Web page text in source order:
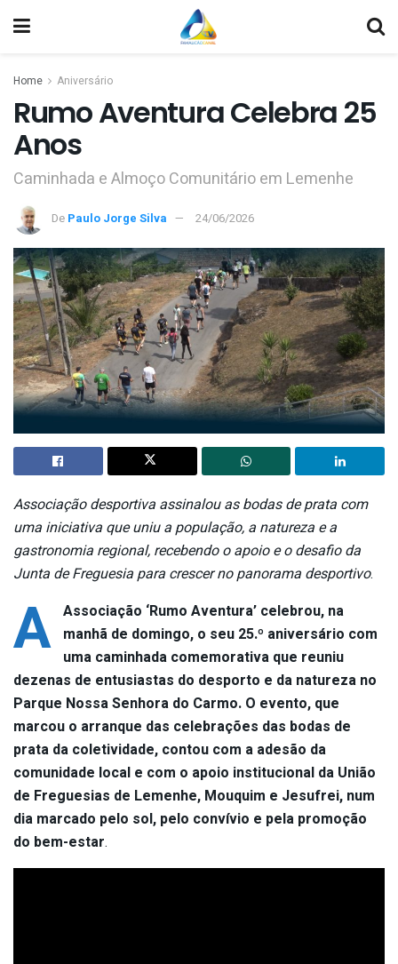
Home Aniversário
Rumo Aventura Celebra 25
Anos
Caminhada e Almoço Comunitário em Lemenhe
De Paulo Jorge Silva 24/06/2026
Associação desportiva assinalou as bodas de prata com
uma iniciativa que uniu a população, a natureza e a
gastronomia regional, recebendo o apoio e o desafio da
Junta de Freguesia para crescer no panorama desportivo.
A Associação ‘Rumo Aventura’ celebrou, na
manhã de domingo, o seu 25.º aniversário com
uma caminhada comemorativa que reuniu
dezenas de entusiastas do desporto e da natureza no
Parque Nossa Senhora do Carmo. O evento, que
marcou o arranque das celebrações das bodas de
prata da coletividade, contou com a adesão da
comunidade local e com o apoio institucional da União
de Freguesias de Lemenhe, Mouquim e Jesufrei, num
dia marcado pelo sol, pelo convívio e pela promoção
do bem-estar.